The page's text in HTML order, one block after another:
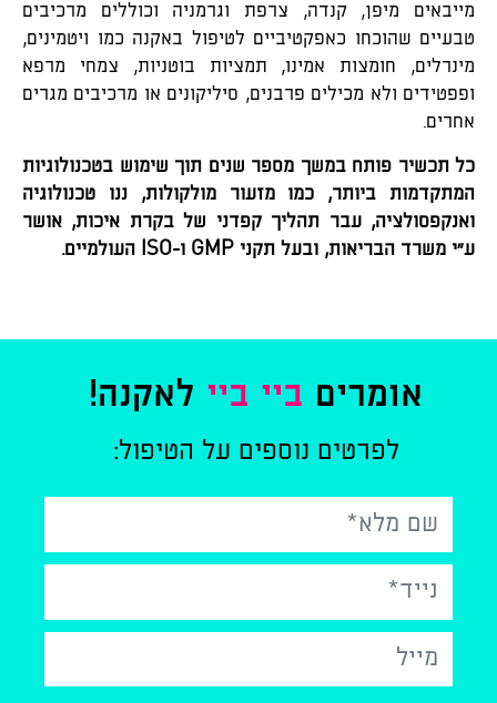
מייבאים מיפן, קנדה, צרפת וגרמניה וכוללים מרכיבים
טבעיים שהוכחו כאפקטיביים לטיפול באקנה כמו ויטמינים,
מינרלים, חומצות אמינו, תמציות בוטניות, צמחי מרפא
ופפטידים ולא מכילים פרבנים, סיליקונים או מרכיבים מגרים
אחרים.
כל תכשיר פותח במשך מספר שנים תוך שימוש בטכנולוגיות
המתקדמות ביותר, כמו מזעור מולקולות, ננו טכנולוגיה
ואנקפסולציה, עבר תהליך קפדני של בקרת איכות, אושר
ע”י משרד הבריאות, ובעל תקני GMP ו-ISO העולמיים.
אומרים ביי ביילאקנה!
לפרטים נוספים על הטיפול: